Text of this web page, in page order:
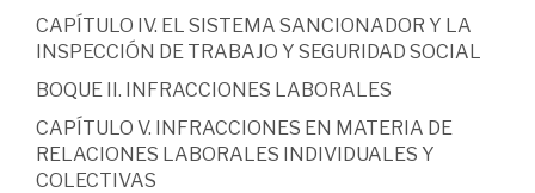
CAPÍTULO IV. EL SISTEMA SANCIONADOR Y LA
INSPECCIÓN DE TRABAJO Y SEGURIDAD SOCIAL
BOQUE II. INFRACCIONES LABORALES
CAPÍTULO V. INFRACCIONES EN MATERIA DE
RELACIONES LABORALES INDIVIDUALES Y
COLECTIVAS